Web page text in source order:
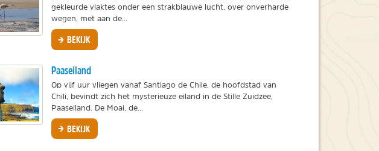
gekleurde vlaktes onder een strakblauwe lucht, over onverharde
wegen, met aan de...
BEKIJK
Paaseiland
Op vijf uur vliegen vanaf Santiago de Chile, de hoofdstad van
Chili, bevindt zich het mysterieuze eiland in de Stille Zuidzee,
Paaseiland. De Moai, de...
BEKIJK